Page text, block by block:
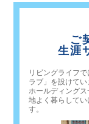
ご
生涯
リビングライフ
ラブ」を設けて
ホールディング
地よく暮らして
す。